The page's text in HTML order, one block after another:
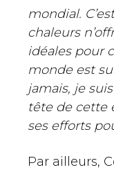
mondial.
chaleurs
idéales pour
monde est
jamais, je
tête de cette
ses efforts
Par ailleurs,